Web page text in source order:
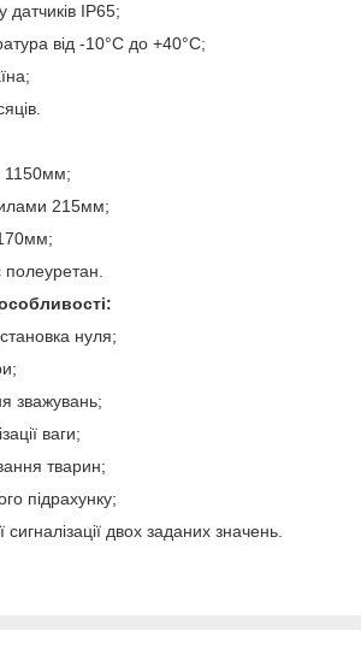
датчиків IP65;
від -10°С до +40°С;
1150мм;
215мм;
полеуретан.
нуля;
зважувань;
ваги;
тварин;
підрахунку;
сигналізації двох заданих значень.